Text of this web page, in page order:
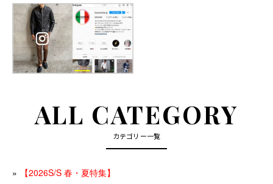
ALL CATEGORY
カテゴリー一覧
【2026S/S 春・夏特集】